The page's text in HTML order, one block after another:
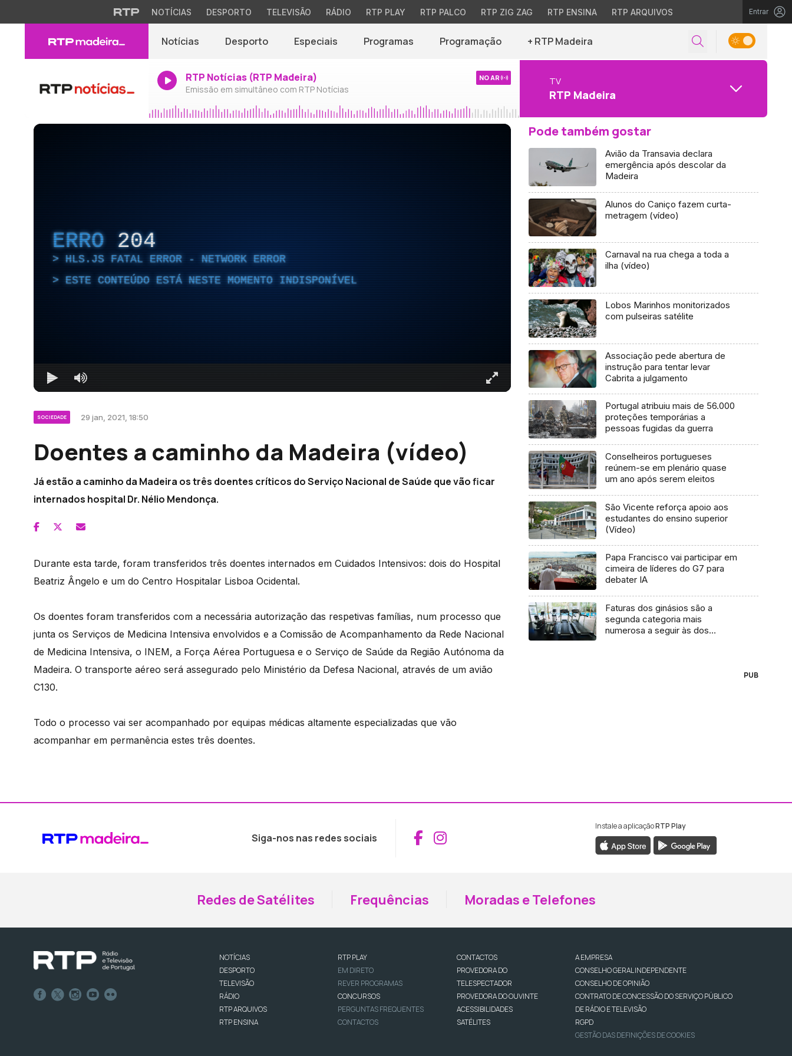
NOTÍCIAS DESPORTO TELEVISÃO RÁDIO RTP PLAY RTP PALCO RTP ZIG ZAG RTP ENSINA RTP ARQUIVOS Entrar
Notícias Desporto Especiais Programas Programação + RTP Madeira
RTP Notícias (RTP Madeira)
Emissão em simultâneo com RTP Notícias
NO AR TV
RTP Madeira
ERRO 204
HLS.JS FATAL ERROR - NETWORK ERROR
ESTE CONTEÚDO ESTÁ NESTE MOMENTO INDISPONÍVEL
SOCIEDADE 29 jan, 2021, 18:50
Doentes a caminho da Madeira (vídeo)
Já estão a caminho da Madeira os três doentes críticos do Serviço Nacional de Saúde que vão ficar
internados hospital Dr. Nélio Mendonça.
Durante esta tarde, foram transferidos três doentes internados em Cuidados Intensivos: dois do Hospital
Beatriz Ângelo e um do Centro Hospitalar Lisboa Ocidental.
Os doentes foram transferidos com a necessária autorização das respetivas famílias, num processo que
junta os Serviços de Medicina Intensiva envolvidos e a Comissão de Acompanhamento da Rede Nacional
de Medicina Intensiva, o INEM, a Força Aérea Portuguesa e o Serviço de Saúde da Região Autónoma da
Madeira. O transporte aéreo será assegurado pelo Ministério da Defesa Nacional, através de um avião
C130.
Todo o processo vai ser acompanhado por equipas médicas altamente especializadas que vão
acompanhar em permanência estes três doentes.
Pode também gostar
Avião da Transavia declara
emergência após descolar da
Madeira
Alunos do Caniço fazem curta-
metragem (vídeo)
Carnaval na rua chega a toda a
ilha (vídeo)
Lobos Marinhos monitorizados
com pulseiras satélite
Associação pede abertura de
instrução para tentar levar
Cabrita a julgamento
Portugal atribuiu mais de 56.000
proteções temporárias a
pessoas fugidas da guerra
Conselheiros portugueses
reúnem-se em plenário quase
um ano após serem eleitos
São Vicente reforça apoio aos
estudantes do ensino superior
(Vídeo)
Papa Francisco vai participar em
cimeira de líderes do G7 para
debater IA
Faturas dos ginásios são a
segunda categoria mais
numerosa a seguir às dos
PUB
Siga-nos nas redes sociais Aceder ao Facebook da RTP Madeira
Aceder ao Instagram da RTP Madeira
Instale a aplicaçãoRTP Play
Redes de Satélites Frequências Moradas e Telefones
NOTÍCIAS
DESPORTO
TELEVISÃO
RÁDIO
RTP ARQUIVOS
RTP ENSINA
RTP PLAY
EM DIRETO
REVER PROGRAMAS
CONCURSOS
PERGUNTAS FREQUENTES
CONTACTOS
CONTACTOS
PROVEDORA DO
TELESPECTADOR
PROVEDORA DO OUVINTE
ACESSIBILIDADES
SATÉLITES
A EMPRESA
CONSELHO GERAL INDEPENDENTE
CONSELHO DE OPINIÃO
CONTRATO DE CONCESSÃO DO SERVIÇO PÚBLICO
DE RÁDIO E TELEVISÃO
RGPD
GESTÃO DAS DEFINIÇÕES DE COOKIES